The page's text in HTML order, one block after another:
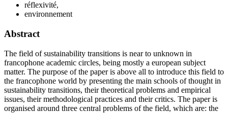
réflexivité,
environnement
Abstract
The field of sustainability transitions is near to unknown in
francophone academic circles, being mostly a european subject
matter. The purpose of the paper is above all to introduce this field to
the francophone world by presenting the main schools of thought in
sustainability transitions, their theoretical problems and empirical
issues, their methodological practices and their critics. The paper is
organised around three central problems of the field, which are: the